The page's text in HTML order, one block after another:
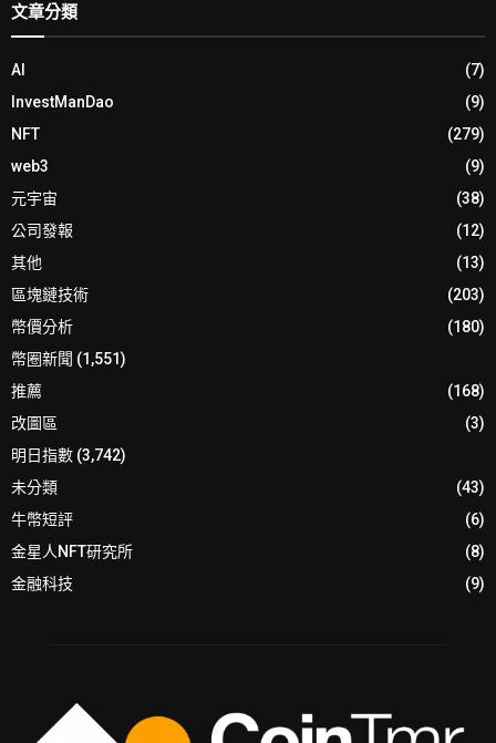
文章分類
AI
(7)
InvestManDao
(9)
NFT
(279)
web3
(9)
元宇宙
(38)
公司發報
(12)
其他
(13)
區塊鏈技術
(203)
幣價分析
(180)
幣圈新聞 (1,551)
推薦
(168)
改圖區
(3)
明日指數 (3,742)
未分類
(43)
牛幣短評
(6)
金星人NFT研究所
(8)
金融科技
(9)